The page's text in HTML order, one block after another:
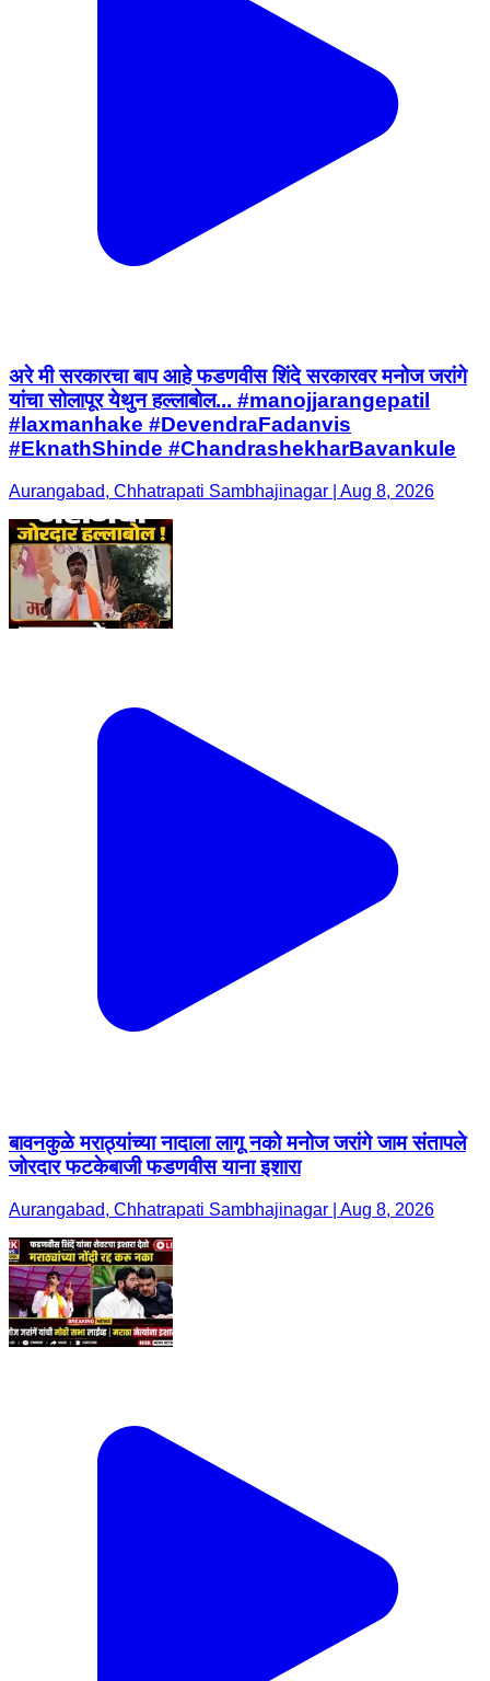
अरे मी सरकारचा बाप आहे फडणवीस शिंदे सरकारवर मनोज जरांगे
यांचा सोलापूर येथुन हल्लाबोल... #manojjarangepatil
#laxmanhake #DevendraFadanvis
#EknathShinde #ChandrashekharBavankule
Aurangabad, Chhatrapati Sambhajinagar | Aug 8, 2026
बावनकुळे मराठ्यांच्या नादाला लागू नको मनोज जरांगे जाम संतापले
जोरदार फटकेबाजी फडणवीस याना इशारा
Aurangabad, Chhatrapati Sambhajinagar | Aug 8, 2026